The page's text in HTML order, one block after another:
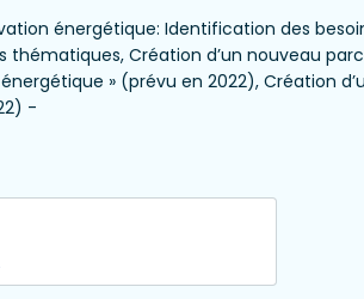
énergétique: Identification des
Création d’un nouveau
» (prévu en 2022), Création
-